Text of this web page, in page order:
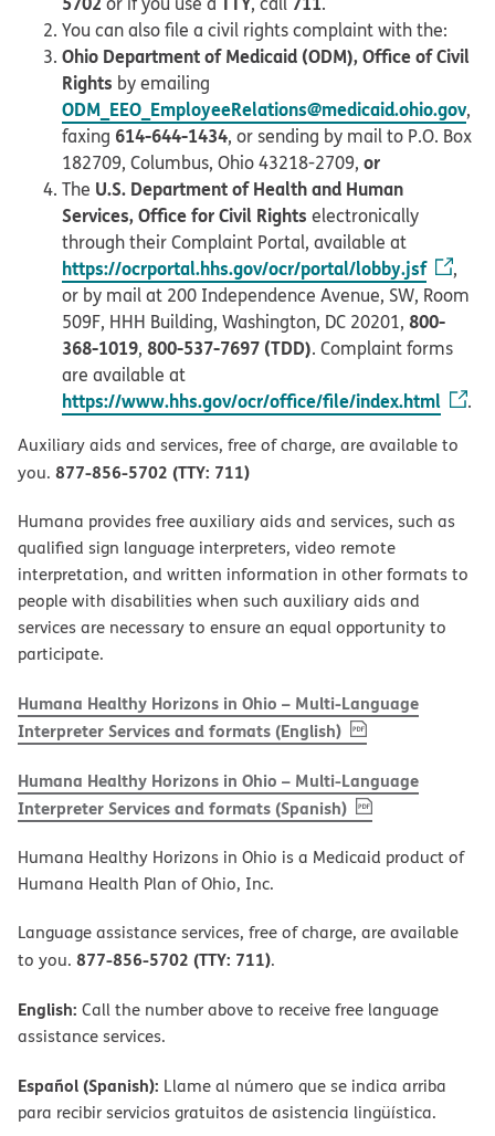
You can also file a civil rights complaint with the:
Ohio Department of Medicaid (ODM), Office of Civil
Rights by emailing
ODM_EEO_EmployeeRelations@medicaid.ohio.gov,
faxing 614-644-1434, or sending by mail to P.O. Box
182709, Columbus, Ohio 43218-2709, or
The U.S. Department of Health and Human
Services, Office for Civil Rights electronically
through their Complaint Portal, available at
https://ocrportal.hhs.gov/ocr/portal/lobby.jsf
,
or by mail at 200 Independence Avenue, SW, Room
509F, HHH Building, Washington, DC 20201, 800-
368-1019, 800-537-7697 (TDD). Complaint forms
are available at
https://www.hhs.gov/ocr/office/file/index.html .
Auxiliary aids and services, free of charge, are available to
you. 877-856-5702 (TTY: 711)
Humana provides free auxiliary aids and services, such as
qualified sign language interpreters, video remote
interpretation, and written information in other formats to
people with disabilities when such auxiliary aids and
services are necessary to ensure an equal opportunity to
participate.
Humana Healthy Horizons in Ohio – Multi-Language
Interpreter Services and formats (English), PDF(opens in new
Humana Healthy Horizons in Ohio – Multi-Language
Interpreter Services and formats (Spanish), PDF(opens in new
Humana Healthy Horizons in Ohio is a Medicaid product of
Humana Health Plan of Ohio, Inc.
Language assistance services, free of charge, are available
to you. 877-856-5702 (TTY: 711).
English: Call the number above to receive free language
assistance services.
Español (Spanish): Llame al número que se indica arriba
para recibir servicios gratuitos de asistencia lingüística.